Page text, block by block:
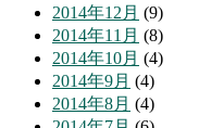
2014年12月 (9)
2014年11月 (8)
2014年10月 (4)
2014年9月 (4)
2014年8月 (4)